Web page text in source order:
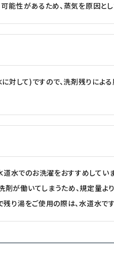
能性があるため、蒸気を原因と
て)ですので、洗剤残りによ
水でのお洗濯をおすすめしてい
が働いてしまうため、規定量
湯をご使用の際は、水道水で